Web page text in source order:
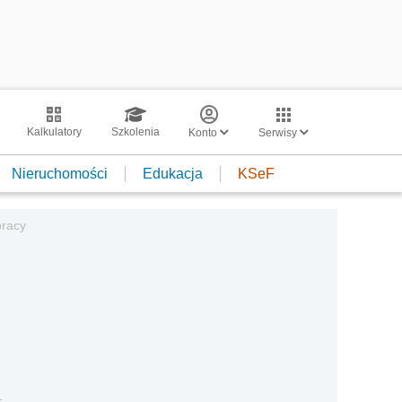
Kalkulatory Szkolenia Konto Serwisy
Nieruchomości Edukacja KSeF